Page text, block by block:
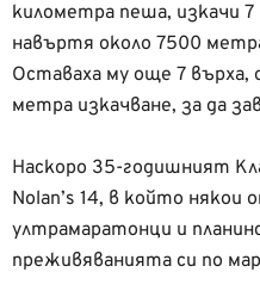
километра пеша, изкачи
навъртя около 7500
Оставаха му още 7 върха,
метра изкачване, за да
Наскоро 35-годишният
Nolan’s 14, в който
ултрамаратонци и
преживяванията си по